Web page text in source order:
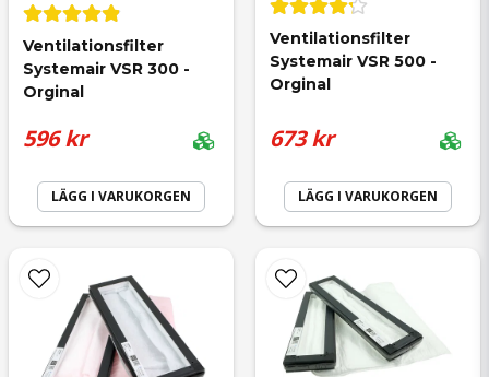
email
Mejladress
Ja, ni får publicera min fråga
Ventilationsfilter
Systemair VSR 300 -
Orginal
596 kr
LÄGG I VARUKORGEN
Ventilationsfilter
Systemair VSR 500 -
Orginal
673 kr
LÄGG I VARUKORGEN